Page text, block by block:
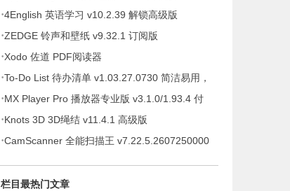
·4English 英语学习 v10.2.39 解锁高级版
·ZEDGE 铃声和壁纸 v9.32.1 订阅版
·Xodo 佐道 PDF阅读器
·To-Do List 待办清单 v1.03.27.0730 简洁易用，
待办事项、时间管理软件，解锁专业版
·MX Player Pro 播放器专业版 v3.1.0/1.93.4 付
费专业版
·Knots 3D 3D绳结 v11.4.1 高级版
·CamScanner 全能扫描王 v7.22.5.2607250000
栏目最热门文章